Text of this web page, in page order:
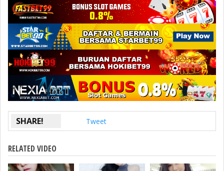
SHARE! Tweet
RELATED VIDEO